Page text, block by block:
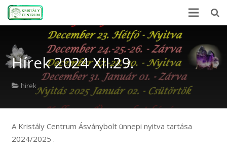
Ásványlexikon
Kristályerő
A kövekről
Hírek 2024 XII.29.
hirek
A Kristály Centrum Ásványbolt ünnepi nyitva tartása
2024/2025 .